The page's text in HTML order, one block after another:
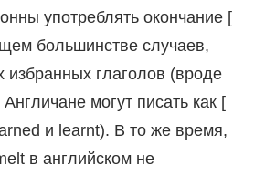
употреблять окончание [
большинстве случаев,
избранных глаголов (вроде
могут писать как [
и learnt). В то же время,
в английском не